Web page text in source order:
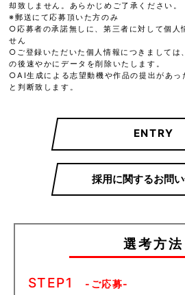
却致しません。あらかじめご了承ください。
※郵送にて応募頂いた方のみ
○応募者の承諾無しに、第三者に対して個人
せん
○ご登録いただいた個人情報につきましては
の後速やかにデータを削除いたします。
○AI生成による志望動機や作品の提出があっ
と判断致します。
ENTRY
採用に関するお問
選考方法
STEP1 -ご応募-